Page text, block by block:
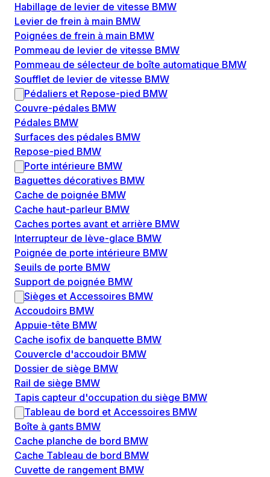
Habillage de levier de vitesse BMW
Levier de frein à main BMW
Poignées de frein à main BMW
Pommeau de levier de vitesse BMW
Pommeau de sélecteur de boîte automatique BMW
Soufflet de levier de vitesse BMW
Pédaliers et Repose-pied BMW
Couvre-pédales BMW
Pédales BMW
Surfaces des pédales BMW
Repose-pied BMW
Porte intérieure BMW
Baguettes décoratives BMW
Cache de poignée BMW
Cache haut-parleur BMW
Caches portes avant et arrière BMW
Interrupteur de lève-glace BMW
Poignée de porte intérieure BMW
Seuils de porte BMW
Support de poignée BMW
Sièges et Accessoires BMW
Accoudoirs BMW
Appuie-tête BMW
Cache isofix de banquette BMW
Couvercle d'accoudoir BMW
Dossier de siège BMW
Rail de siège BMW
Tapis capteur d'occupation du siège BMW
Tableau de bord et Accessoires BMW
Boîte à gants BMW
Cache planche de bord BMW
Cache Tableau de bord BMW
Cuvette de rangement BMW